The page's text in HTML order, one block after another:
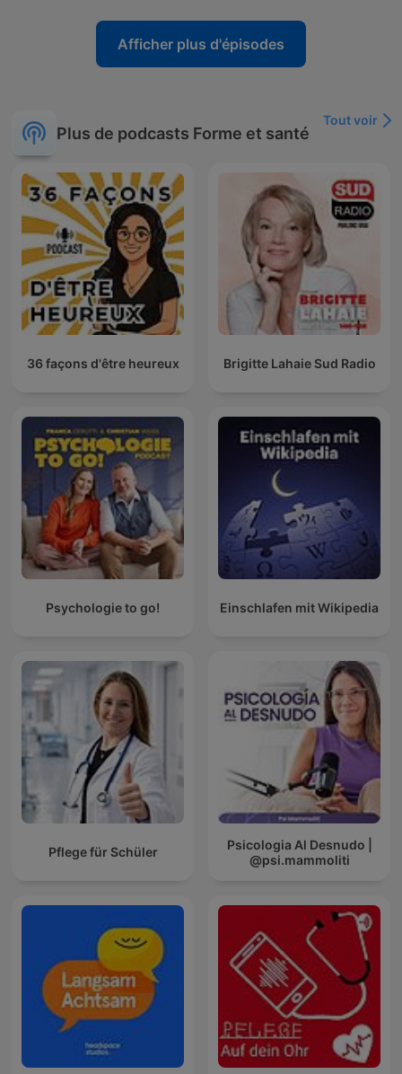
Afficher plus d'épisodes
Plus de podcasts Forme et santé
Tout voir
36 façons d'être heureux Brigitte Lahaie Sud Radio
Psychologie to go! Einschlafen mit Wikipedia
Pflege für Schüler
Psicologia Al Desnudo |
@psi.mammoliti